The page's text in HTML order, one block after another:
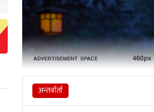
अन्तर्वार्ता